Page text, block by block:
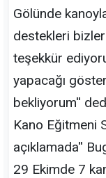
Gölünde
destekleri
teşekkür
yapacağı
bekliyorum''
Kano Eğitmeni
açıklamada''
29 Ekimde 7